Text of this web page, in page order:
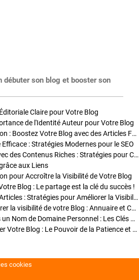
débuter son blog et booster son
Claire pour Votre Blog
de l'Identité Auteur pour Votre Blog
Stratégies de Publication : Boostez Votre Blog avec des Articles Fréquents et Exclusifs
: Stratégies Modernes pour le SEO
Enrichir Vos Articles avec des Contenus Riches : Stratégies pour Captiver et Optimiser
aux Liens
pour Accroître la Visibilité de Votre Blog
Blog : Le partage est la clé du succès !
Optimisation SEO des Articles : Stratégies pour Améliorer la Visibilité de Votre Blog
Stratégies pour améliorer la visibilité de votre Blog : Annuaire et Collaborations
Pourquoi Investir dans un Nom de Domaine Personnel : Les Clés de la Réussite de Votre Blog
Comment Faire Émerger Votre Blog : Le Pouvoir de la Patience et de la Persévérance
cookies